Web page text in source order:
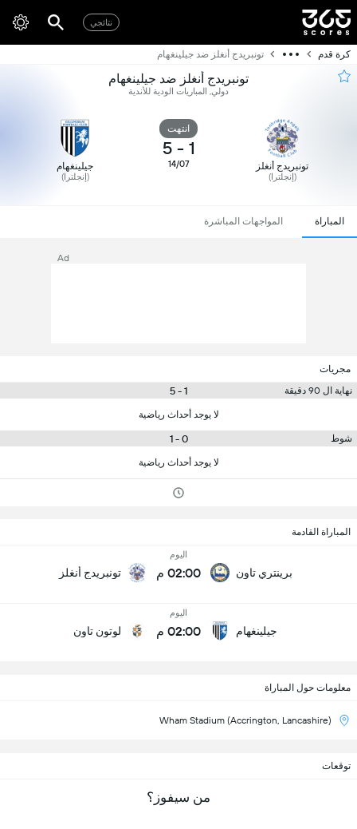
نتائجي
كرة قدم تونبريدج أنغلز ضد جيلينغهام
تونبريدج أنغلز ضد جيلينغهام
دولي, المباريات الودية للأندية
تونبريدج أنغلز
(إنجلترا)
انتهت
1
-
5
14/07 جيلينغهام
(إنجلترا)
المباراة المواجهات المباشرة
Ad
مجريات
نهاية ال 90 دقيقة
1 - 5
لا يوجد أحداث رياضية
شوط 0 - 1
لا يوجد أحداث رياضية
المباراة القادمة
برينتري تاون
اليوم
02:00 م تونبريدج أنغلز
جيلينغهام
اليوم
02:00 م لوتون تاون
معلومات حول المباراة
Wham Stadium (Accrington, Lancashire)
توقعات
من سيفوز؟